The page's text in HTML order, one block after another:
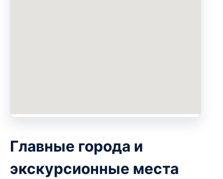
Главные города и
экскурсионные места